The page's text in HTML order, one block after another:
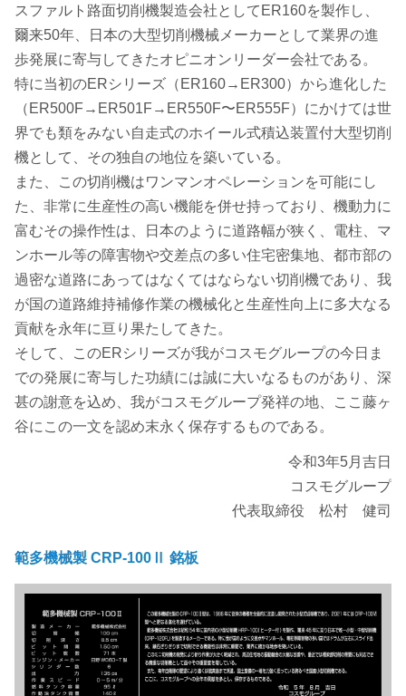
スファルト路面切削機製造会社としてER160を製作し、
爾来50年、日本の大型切削機械メーカーとして業界の進
歩発展に寄与してきたオピニオンリーダー会社である。
特に当初のERシリーズ（ER160→ER300）から進化した
（ER500F→ER501F→ER550F〜ER555F）にかけては世
界でも類をみない自走式のホイール式積込装置付大型切削
機として、その独自の地位を築いている。
また、この切削機はワンマンオペレーションを可能にし
た、非常に生産性の高い機能を併せ持っており、機動力に
富むその操作性は、日本のように道路幅が狭く、電柱、マ
ンホール等の障害物や交差点の多い住宅密集地、都市部の
過密な道路にあってはなくてはならない切削機であり、我
が国の道路維持補修作業の機械化と生産性向上に多大なる
貢献を永年に亘り果たしてきた。
そして、このERシリーズが我がコスモグループの今日ま
での発展に寄与した功績には誠に大いなるものがあり、深
甚の謝意を込め、我がコスモグループ発祥の地、ここ藤ヶ
谷にこの一文を認め末永く保存するものである。
令和3年5月吉日
コスモグループ
代表取締役 松村 健司
範多機械製 CRP-100Ⅱ 銘板